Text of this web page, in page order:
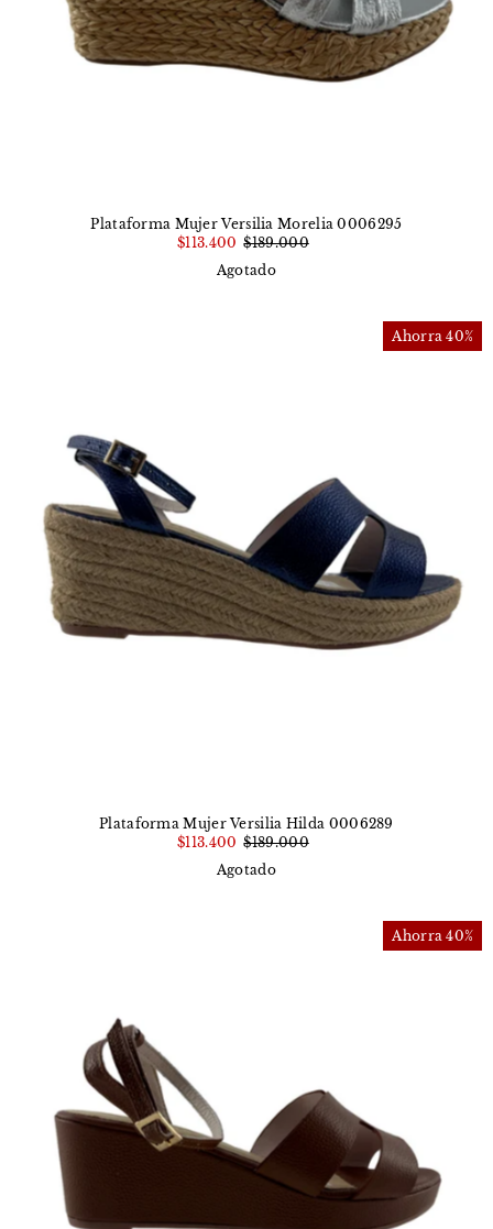
Plataforma Mujer Versilia Morelia 0006295
$113.400 $189.000
Agotado
Ahorra 40%
Plataforma Mujer Versilia Hilda 0006289
$113.400 $189.000
Agotado
Ahorra 40%